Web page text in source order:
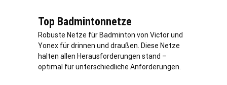
Top Badmintonnetze
Robuste Netze für Badminton von Victor und
Yonex für drinnen und draußen. Diese Netze
halten allen Herausforderungen stand –
optimal für unterschiedliche Anforderungen.